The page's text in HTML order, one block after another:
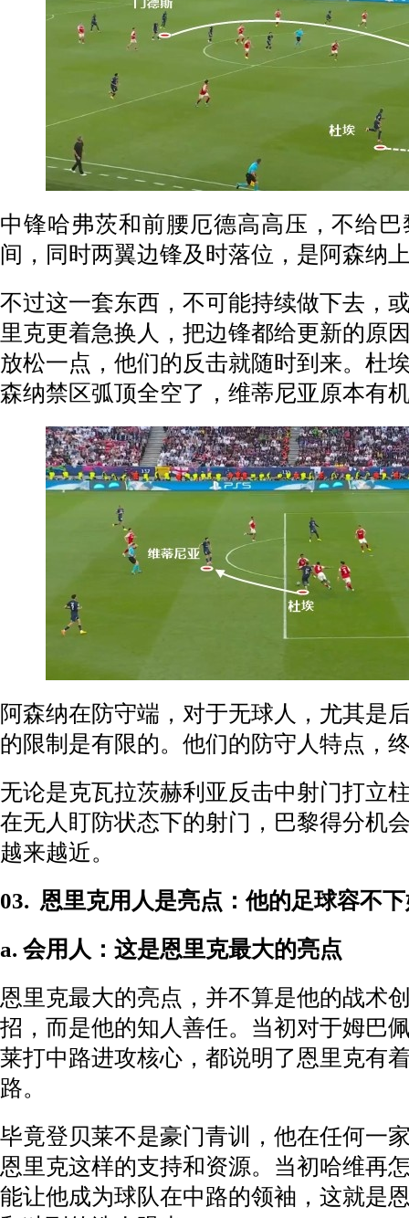
中锋哈弗茨和前腰厄德高高压，不给
间，同时两翼边锋及时落位，是阿森纳
不过这一套东西，不可能持续做下去，
里克更着急换人，把边锋都给更新的原
放松一点，他们的反击就随时到来。杜
森纳禁区弧顶全空了，维蒂尼亚原本有
阿森纳在防守端，对于无球人，尤其是
的限制是有限的。他们的防守人特点，
无论是克瓦拉茨赫利亚反击中射门打立
在无人盯防状态下的射门，巴黎得分机
越来越近。
03. 恩里克用人是亮点：他的足球容不
a. 会用人：这是恩里克最大的亮点
恩里克最大的亮点，并不算是他的战术
招，而是他的知人善任。当初对于姆巴
莱打中路进攻核心，都说明了恩里克有
路。
毕竟登贝莱不是豪门青训，他在任何一
恩里克这样的支持和资源。当初哈维再
能让他成为球队在中路的领袖，这就是